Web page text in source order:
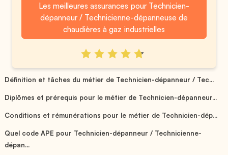
Les meilleures assurances pour Technicien-
dépanneur / Technicienne-dépanneuse de
chaudières à gaz industrielles
Définition et tâches du métier de Technicien-dépanneur / Tec...
Diplômes et prérequis pour le métier de Technicien-dépanneur...
Conditions et rémunérations pour le métier de Technicien-dép...
Quel code APE pour Technicien-dépanneur / Technicienne-
dépan...